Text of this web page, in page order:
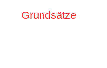
Grundsätze